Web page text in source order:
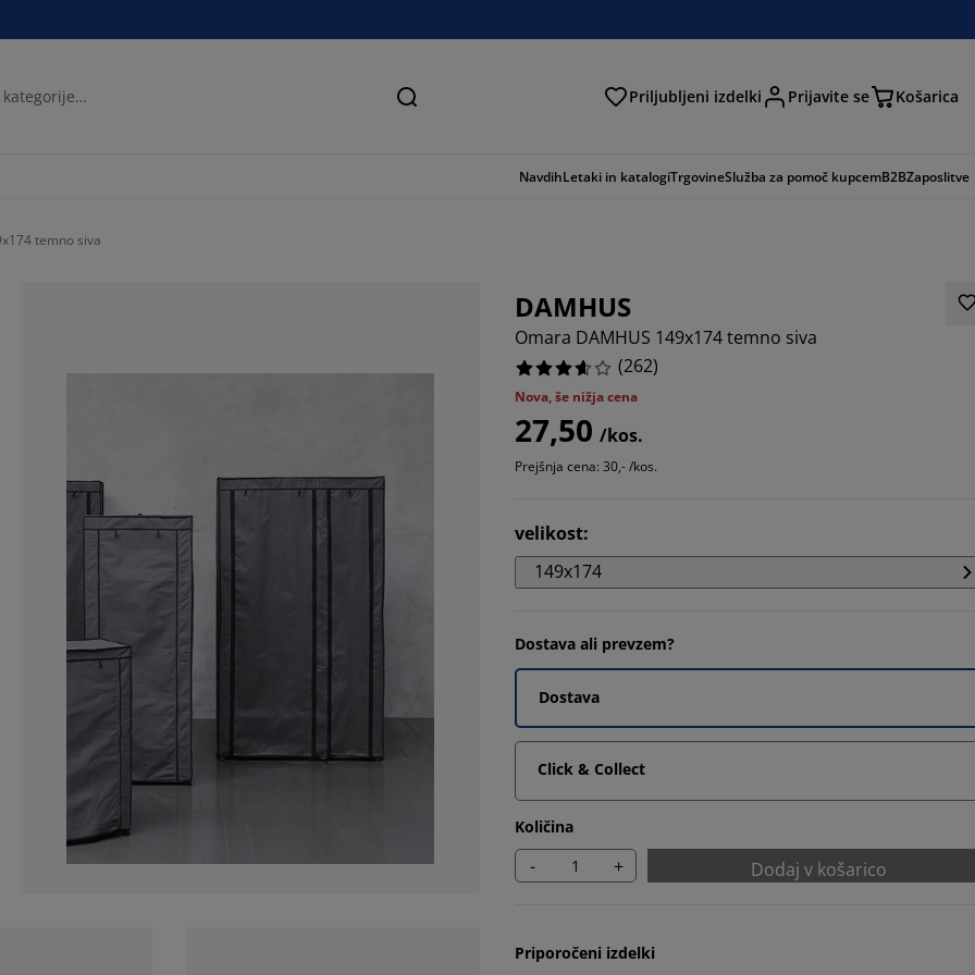
Iskanje Priljubljeni izdelki Prijavite se Košarica
NavdihLetaki in katalogiTrgovineSlužba za pomoč kupcemB2BZaposlitve
temno siva
DAMHUS
Omara DAMHUS 149x174 temno siva
(262)
Nova, še nižja cena
27,50 /kos.
Prejšnja cena: 30,- /kos.
velikost:
149x174
Dostava ali prevzem?
Dostava
Click & Collect
Količina
- + Dodaj v košarico
Priporočeni izdelki
50.38167938931297%
10.687022900763358%
7.251908396946565%
22.519083969465647%